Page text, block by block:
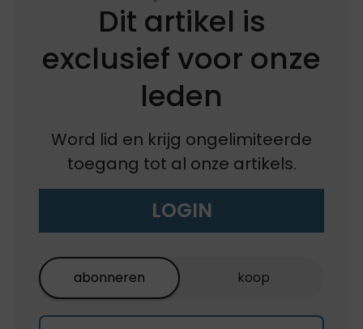
Dit artikel is
exclusief voor onze
leden
Word lid en krijg ongelimiteerde
toegang tot al onze artikels.
LOGIN
abonneren koop